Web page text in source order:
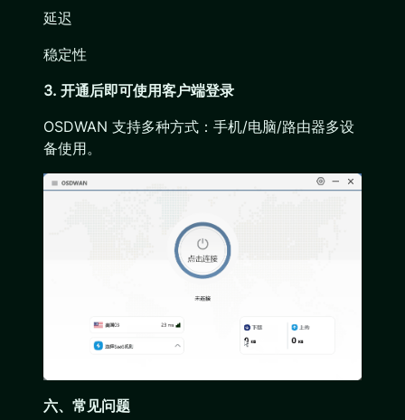
延迟
稳定性
3. 开通后即可使用客户端登录
OSDWAN 支持多种方式：手机/电脑/路由器多设
备使用。
六、常见问题